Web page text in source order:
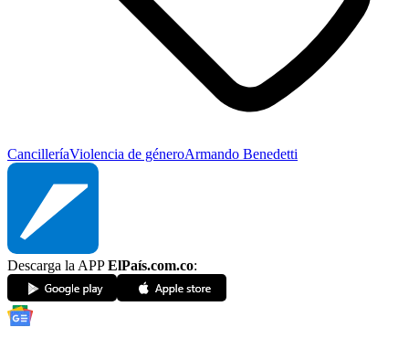
CancilleríaViolencia de géneroArmando Benedetti
Descarga la APPElPaís.com.co: